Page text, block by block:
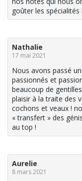
goûter les
Nathalie
17 mai 2021
Nous avons passé
passionnés et
beaucoup de
plaisir à la traite des
cochons et veaux !
« transfert » des
au top !
Aurelie
8 mars 2021